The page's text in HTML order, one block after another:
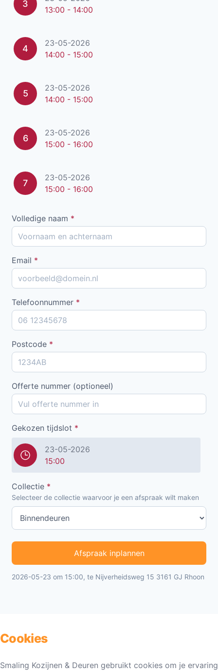
3
13:00 - 14:00
4
23-05-2026
14:00 - 15:00
5
23-05-2026
14:00 - 15:00
6
23-05-2026
15:00 - 16:00
7
23-05-2026
15:00 - 16:00
Volledige naam *
Email *
Telefoonnummer *
Postcode *
Offerte nummer (optioneel)
Gekozen tijdslot *
23-05-2026
15:00
Collectie *
Selecteer de collectie waarvoor je een afspraak wilt maken
Afspraak inplannen
2026-05-23 om 15:00, te Nijverheidsweg 15 3161 GJ Rhoon
Cookies
Smaling Kozijnen & Deuren gebruikt cookies om je ervaring